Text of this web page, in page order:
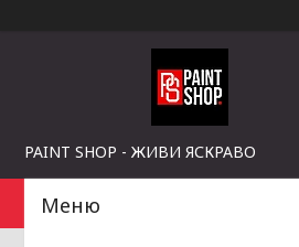
PAINT SHOP - ЖИВИ ЯСКРАВО